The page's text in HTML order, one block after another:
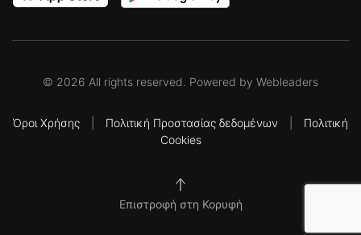
© 2026 All rights reserved. Powered by Webleaders
Όροι Χρήσης Πολιτική Προστασίας δεδομένων
Πολιτική
Cookies
Επιστροφή στη Κορυφή